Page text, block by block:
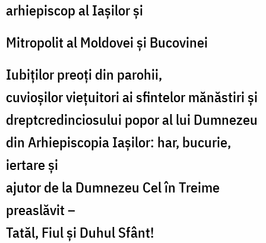
arhiepiscop al Iaşilor şi
Mitropolit al Moldovei şi Bucovinei
Iubiţilor preoţi din parohii,
cuvioşilor vieţuitori ai sfintelor mănăstiri şi
dreptcredinciosului popor al lui Dumnezeu
din Arhiepiscopia Iaşilor: har, bucurie,
iertare şi
ajutor de la Dumnezeu Cel în Treime
preaslăvit –
Tatăl, Fiul şi Duhul Sfânt!